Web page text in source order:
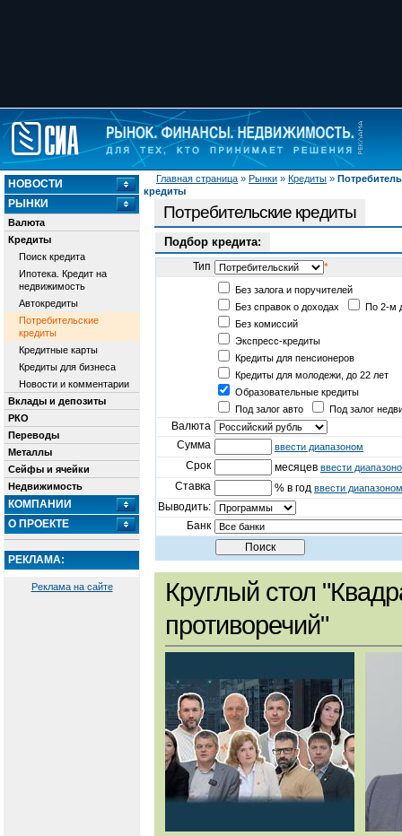
Главная страница » Рынки » Кредиты »
кредиты
НОВОСТИ
РЫНКИ
Валюта
Кредиты
Поиск кредита
Ипотека. Кредит на
недвижимость
Автокредиты
Потребительские
кредиты
Кредитные карты
Кредиты для бизнеса
Новости и комментарии
Вклады и депозиты
РКО
Переводы
Металлы
Сейфы и ячейки
Недвижимость
КОМПАНИИ
О ПРОЕКТЕ
РЕКЛАМА:
Реклама на сайте
Потребительские кредиты
Подбор кредита:
Тип *
Без залога и поручителей
Без справок о доходах
По 2-м
Без комиссий
Экспресс-кредиты
Кредиты для пенсионеров
Кредиты для молодежи, до 22 лет
Образовательные кредиты
Под залог авто
Под залог
Валюта
Сумма
ввести диапазоном
Срок месяцев ввести
Ставка % в год ввести диапазоном
Выводить:
Банк
Круглый стол
противоречий"